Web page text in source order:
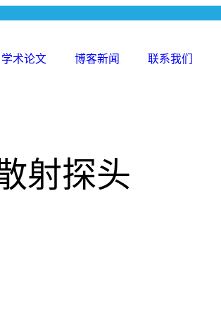
学术论文 博客新闻 联系我们
射探头